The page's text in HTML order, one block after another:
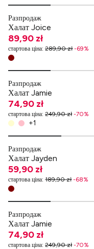
Разпродаж
Халат Joice
89,90 zł
стартова ціна: 289,90 zł -69%
Разпродаж
Халат Jamie
74,90 zł
стартова ціна: 249,90 zł -70%
+1
Разпродаж
Халат Jayden
59,90 zł
стартова ціна: 189,90 zł -68%
Разпродаж
Халат Jamie
74,90 zł
стартова ціна: 249,90 zł -70%